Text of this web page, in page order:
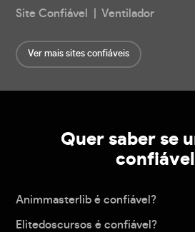
Site Confiável | Ventilador
Ver mais sites confiáveis
Quer saber se
Animmasterlib é confiável?
Elitedoscursos é confiável?